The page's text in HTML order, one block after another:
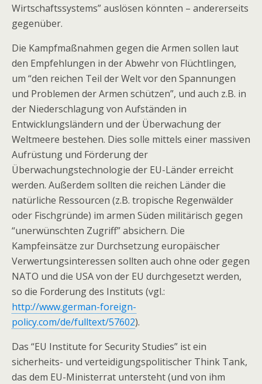
Wirtschaftssystems” auslösen könnten – andererseits
gegenüber.
Die Kampfmaßnahmen gegen die Armen sollen laut
den Empfehlungen in der Abwehr von Flüchtlingen,
um “den reichen Teil der Welt vor den Spannungen
und Problemen der Armen schützen”, und auch z.B. in
der Niederschlagung von Aufständen in
Entwicklungsländern und der Überwachung der
Weltmeere bestehen. Dies solle mittels einer massiven
Aufrüstung und Förderung der
Überwachungstechnologie der EU-Länder erreicht
werden. Außerdem sollten die reichen Länder die
natürliche Ressourcen (z.B. tropische Regenwälder
oder Fischgründe) im armen Süden militärisch gegen
“unerwünschten Zugriff” absichern. Die
Kampfeinsätze zur Durchsetzung europäischer
Verwertungsinteressen sollten auch ohne oder gegen
NATO und die USA von der EU durchgesetzt werden,
so die Forderung des Instituts (vgl.:
http://www.german-foreign-
policy.com/de/fulltext/57602).
Das “EU Institute for Security Studies” ist ein
sicherheits- und verteidigungspolitischer Think Tank,
das dem EU-Ministerrat untersteht (und von ihm